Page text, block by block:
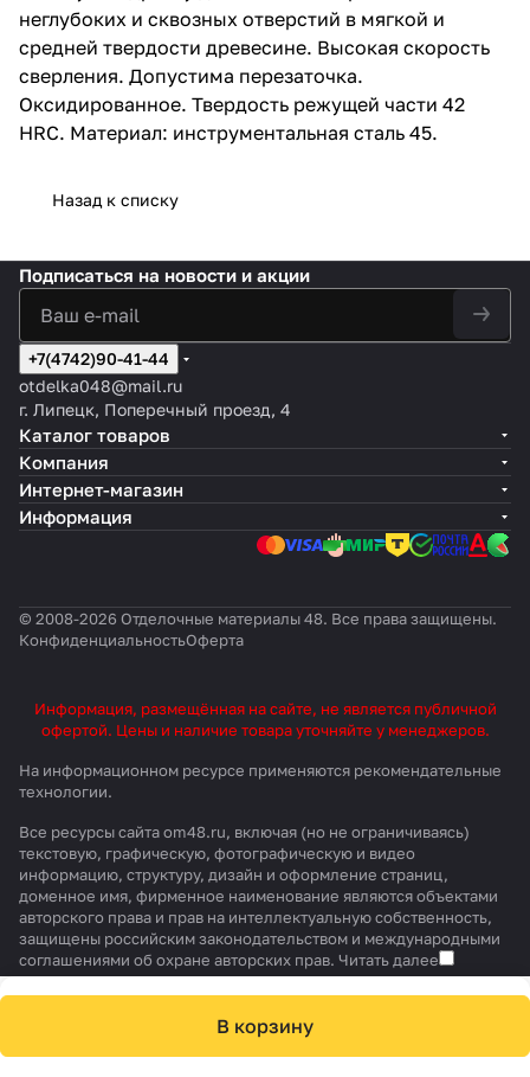
неглубоких и сквозных отверстий в мягкой и
средней твердости древесине. Высокая скорость
сверления. Допустима перезаточка.
Оксидированное. Твердость режущей части 42
HRC. Материал: инструментальная сталь 45.
Назад к списку
В корзину
Подписаться на новости и акции
+7(4742)90-41-44
otdelka048@mail.ru
г. Липецк, Поперечный проезд, 4
Каталог товаров
Компания
Интернет-магазин
Информация
© 2008-2026 Отделочные материалы 48. Все права защищены.
КонфиденциальностьОферта
Информация, размещённая на сайте, не является публичной
офертой. Цены и наличие товара уточняйте у менеджеров.
На информационном ресурсе применяются рекомендательные
технологии.
Все ресурсы сайта om48.ru, включая (но не ограничиваясь)
текстовую, графическую, фотографическую и видео
информацию, структуру, дизайн и оформление страниц,
доменное имя, фирменное наименование являются объектами
авторского права и прав на интеллектуальную собственность,
защищены российским законодательством и международными
соглашениями об охране авторских прав. Читать далее